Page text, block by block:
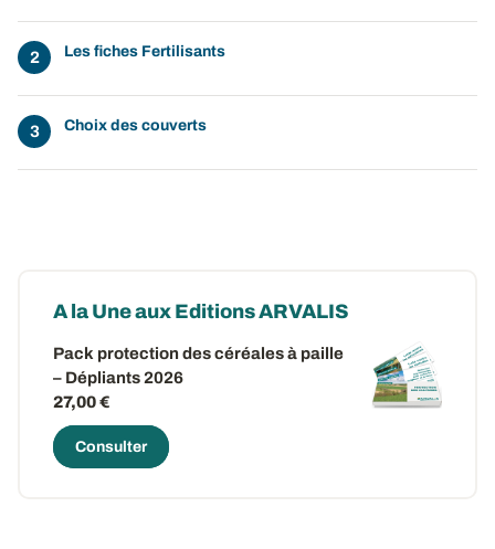
Les fiches Fertilisants
Choix des couverts
A la Une aux Editions ARVALIS
Pack protection des céréales à paille
– Dépliants 2026
27,00 €
Consulter